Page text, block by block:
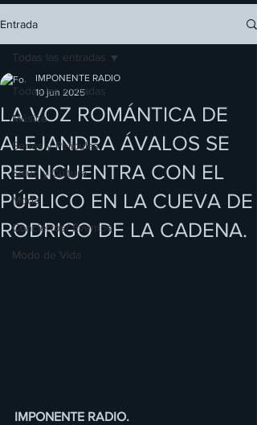
Entrada
Todas las entradas
Música
Series y Películas
Salud y Cultura
Moda
Conciertos/ Eventos
Modo de Vida
Todas las entradas
LA VOZ ROMÁNTICA DE
ALEJANDRA ÁVALOS SE
REENCUENTRA CON EL
PÚBLICO EN LA CUEVA DE
RODRIGO DE LA CADENA.
IMPONENTE RADIO
10 jun 2025
IMPONENTE RADIO.